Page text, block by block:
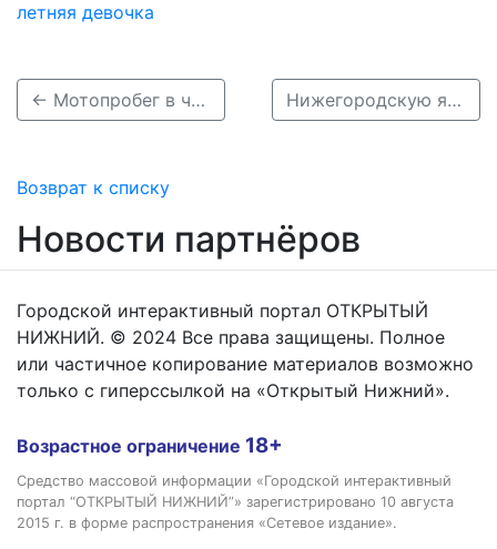
летняя девочка
← Мотопробег в честь закрытия сезона состоится в Нижегородской области 30 сентября Нижегородскую ярмарку возглавила Елизавета Зубакина →
Возврат к списку
Новости партнёров
Городской интерактивный портал ОТКРЫТЫЙ
НИЖНИЙ. © 2024 Все права защищены. Полное
или частичное копирование материалов возможно
только с гиперссылкой на «Открытый Нижний».
Возрастное ограничение 18+
Средство массовой информации «Городской интерактивный
портал “ОТКРЫТЫЙ НИЖНИЙ”» зарегистрировано 10 августа
2015 г. в форме распространения «Сетевое издание».